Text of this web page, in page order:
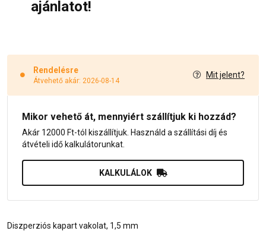
ajánlatot!
Rendelésre
Átvehető akár: 2026-08-14
Mit jelent?
Mikor vehető át, mennyiért szállítjuk ki hozzád?
Akár 12000 Ft-tól kiszállítjuk. Használd a szállítási díj és
átvételi idő kalkulátorunkat.
KALKULÁLOK
Diszperziós kapart vakolat, 1,5 mm